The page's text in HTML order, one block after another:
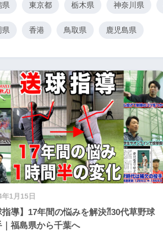
県 東京都 栃木県 神奈川県
県 香港 鳥取県 鹿児島県
1月15日
指導】17年間の悩みを解決⁈30代草野球
福島県から千葉へ